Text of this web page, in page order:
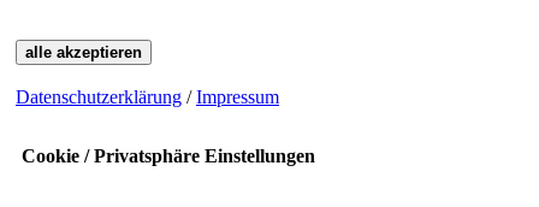
alle akzeptieren
Datenschutzerklärung /Impressum
Cookie / Privatsphäre Einstellungen